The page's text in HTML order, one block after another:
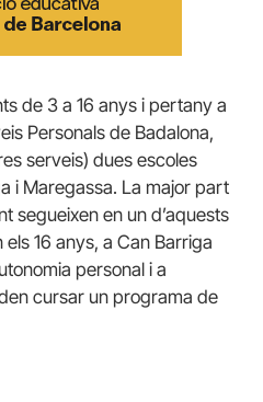
de 3 a 16 anys i pertany a
Personals de Badalona,
serveis) dues escoles
i Maregassa. La major part
segueixen en un d’aquests
16 anys, a Can Barriga
personal i a
cursar un programa de